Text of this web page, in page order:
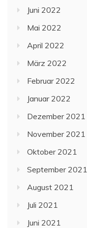
Juni 2022
Mai 2022
April 2022
März 2022
Februar 2022
Januar 2022
Dezember 2021
November 2021
Oktober 2021
September 2021
August 2021
Juli 2021
Juni 2021